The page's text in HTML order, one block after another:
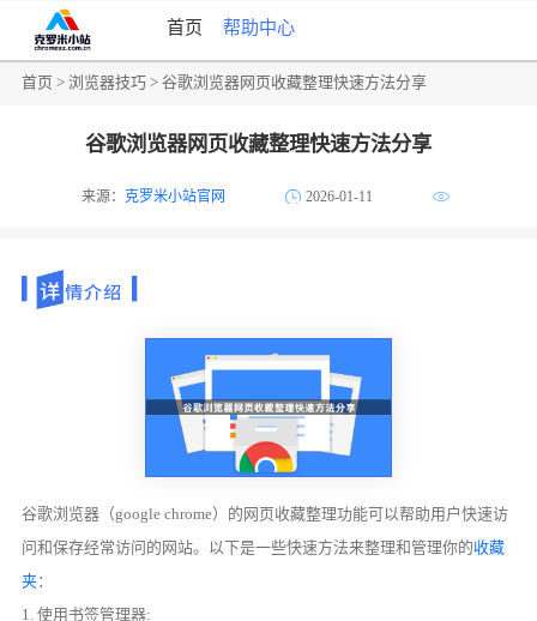
首页 帮助中心
首页 >浏览器技巧 > 谷歌浏览器网页收藏整理快速方法分享
谷歌浏览器网页收藏整理快速方法分享
来源：克罗米小站官网 2026-01-11
谷歌浏览器（google chrome）的网页收藏整理功能可以帮助用户快速访
问和保存经常访问的网站。以下是一些快速方法来整理和管理你的收藏
夹：
1. 使用书签管理器: